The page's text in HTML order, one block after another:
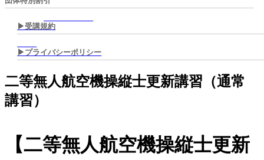
▶︎受講規約
▶︎プライバシーポリシー
二等無人航空機操縦士更新講習（通常
講習）
【二等無人航空機操縦士更新